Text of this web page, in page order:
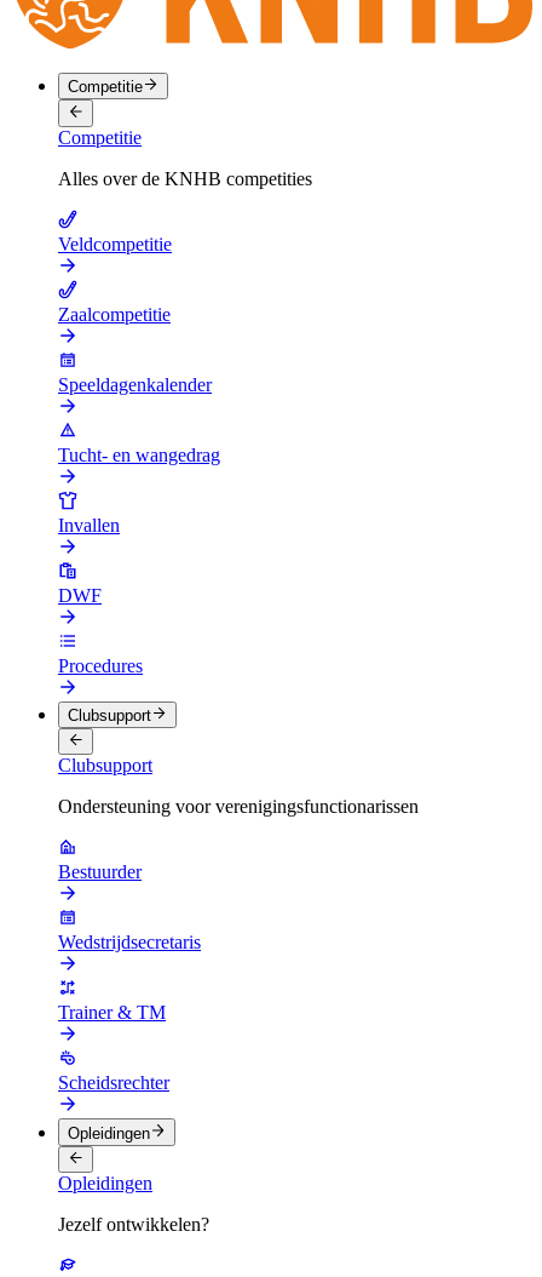
Competitie
Competitie
Alles over de KNHB competities
Veldcompetitie
Zaalcompetitie
Speeldagenkalender
Tucht- en wangedrag
Invallen
DWF
Procedures
Clubsupport
Clubsupport
Ondersteuning voor verenigingsfunctionarissen
Bestuurder
Wedstrijdsecretaris
Trainer & TM
Scheidsrechter
Opleidingen
Opleidingen
Jezelf ontwikkelen?